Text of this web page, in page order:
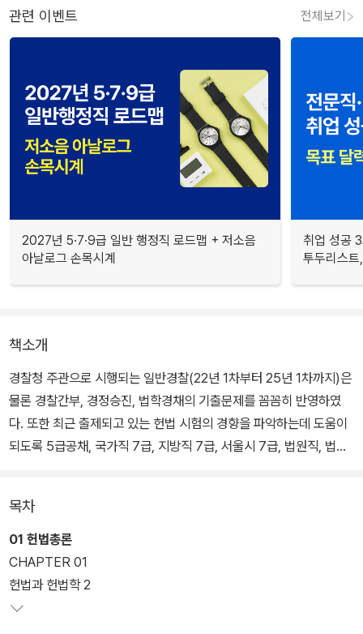
관련 이벤트 전체보기
2027년 5·7·9급 일반 행정직 로드맵 + 저소음
아날로그 손목시계
취업 성공
투두리스
책소개
경찰청 주관으로 시행되는 일반경찰(22년 1차부터 25년 1차까지)은
물론 경찰간부, 경정승진, 법학경채의 기출문제를 꼼꼼히 반영하였
다. 또한 최근 출제되고 있는 헌법 시험의 경향을 파악하는데 도움이
되도록 5급공채, 국가직 7급, 지방직 7급, 서울시 7급, 법원직, 법무
목차
01 헌법총론
CHAPTER 01
헌법과 헌법학 2